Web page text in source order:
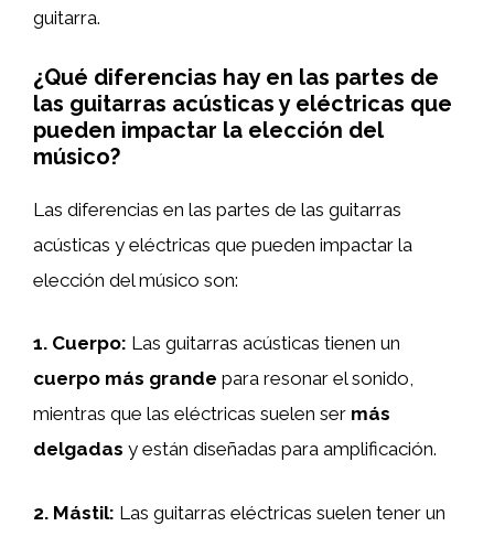
guitarra.
¿Qué diferencias hay en las partes de
las guitarras acústicas y eléctricas que
pueden impactar la elección del
músico?
Las diferencias en las partes de las guitarras
acústicas y eléctricas que pueden impactar la
elección del músico son:
1. Cuerpo: Las guitarras acústicas tienen un
cuerpo más grande para resonar el sonido,
mientras que las eléctricas suelen ser más
delgadas y están diseñadas para amplificación.
2. Mástil: Las guitarras eléctricas suelen tener un